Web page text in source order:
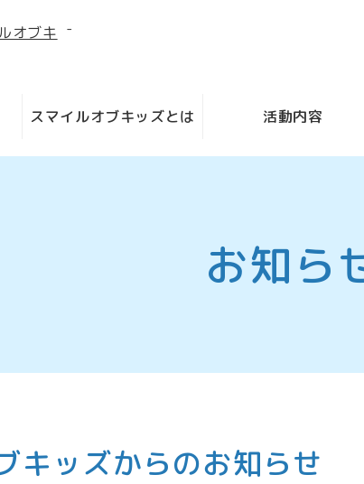
-
スマイルオブキッズとは 活動内容
お知ら
キッズからのお知らせ